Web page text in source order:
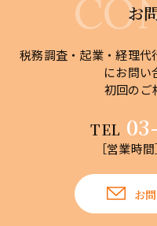
お
税務調査・起業・経理
にお問い
初回のご
TEL
［営業時
お